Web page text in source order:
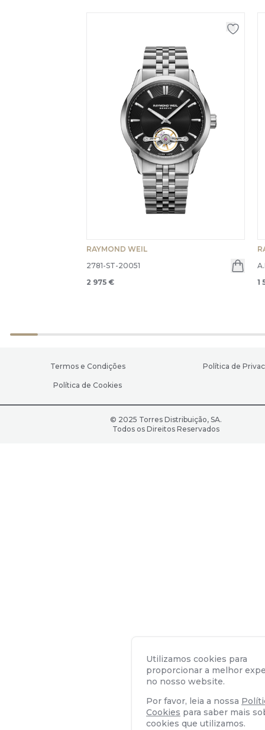
RAYMOND WEIL
2781-ST-20051
2 975 €
1
Termos e Condições Política de
Política de Cookies
© 2025 Torres Distribuição, SA.
Todos os Direitos Reservados
Utilizamos cookies para
proporcionar a melhor
no nosso website.
Por favor, leia a nossa
Cookies para saber mais
cookies que utilizamos.